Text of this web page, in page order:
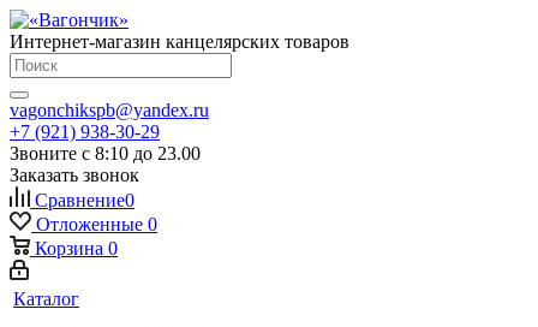
Интернет-магазин канцелярских товаров
vagonchikspb@yandex.ru
+7 (921) 938-30-29
Звоните с 8:10 до 23.00
Заказать звонок
Сравнение0
Отложенные 0
Корзина 0
Каталог